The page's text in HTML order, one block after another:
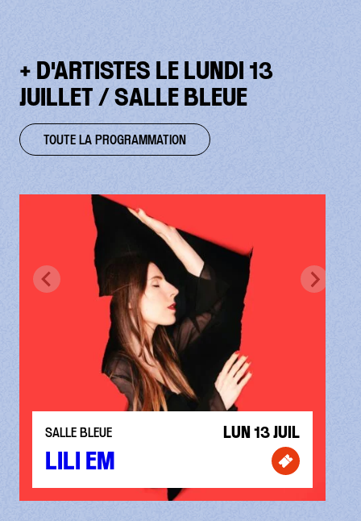
+ D'ARTISTES LE LUNDI 13
JUILLET / SALLE BLEUE
TOUTE LA PROGRAMMATION
SALLE BLEUE LUN 13 JUIL
LILI EM Billetterie